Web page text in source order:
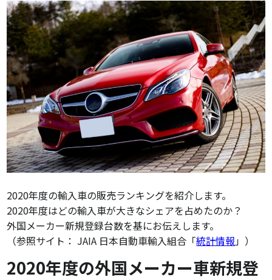
2020年度の輸入車の販売ランキングを紹介します。
2020年度はどの輸入車が大きなシェアを占めたのか？
外国メーカー新規登録台数を基にお伝えします。
（参照サイト： JAIA 日本自動車輸入組合「統計情報 」）
2020年度の外国メーカー車新規登